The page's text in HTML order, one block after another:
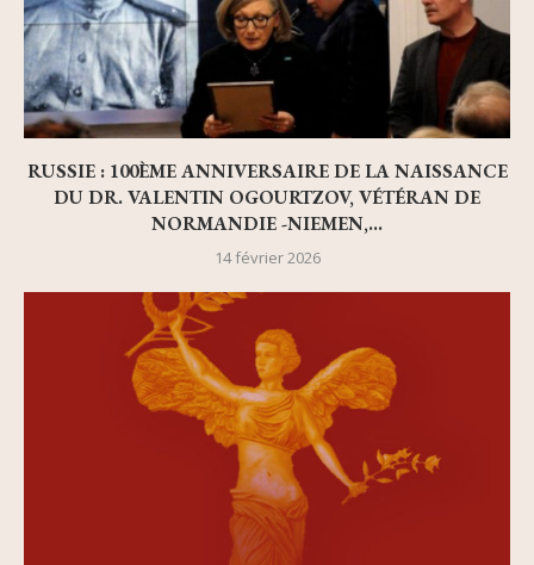
RUSSIE : 100ÈME ANNIVERSAIRE DE LA NAISSANCE
DU DR. VALENTIN OGOURTZOV, VÉTÉRAN DE
NORMANDIE -NIEMEN,...
14 février 2026